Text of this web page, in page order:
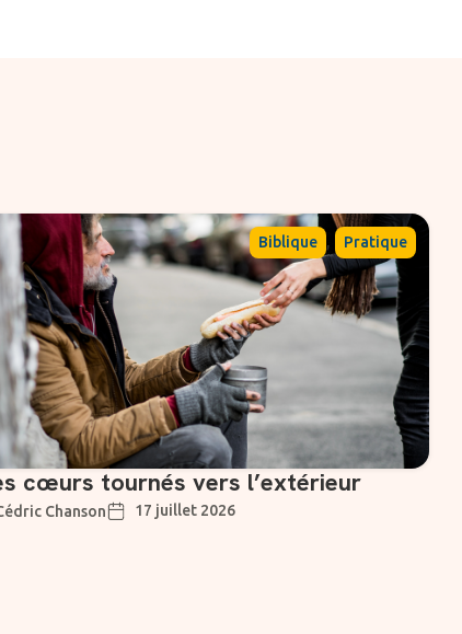
Biblique , Pratique
cœurs tournés vers l’extérieur
Chanson 17 juillet 2026